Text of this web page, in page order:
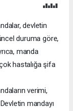
devletin
duruma göre,
manda
hastalığa şifa
verimi,
mandayı